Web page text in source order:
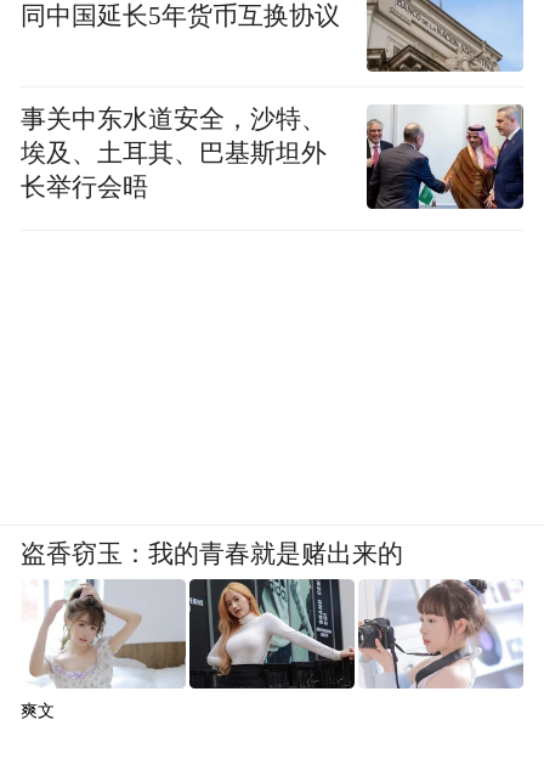
同中国延长5年货币互换协议
事关中东水道安全，沙特、
埃及、土耳其、巴基斯坦外
长举行会晤
盗香窃玉：我的青春就是赌出来的
爽文